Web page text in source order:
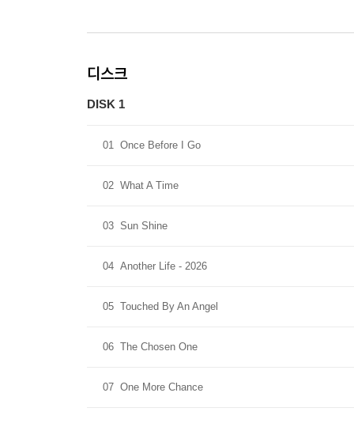
디스크
DISK 1
01 Once Before I Go
02 What A Time
03 Sun Shine
04 Another Life - 2026
05 Touched By An Angel
06 The Chosen One
07 One More Chance